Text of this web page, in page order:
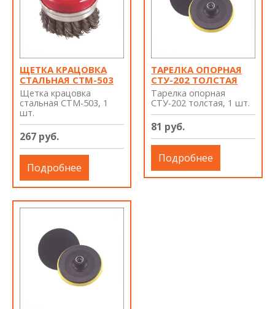
ЩЕТКА КРАЦОВКА
СТАЛЬНАЯ СТМ-503
Щетка крацовка
стальная СТМ-503, 1
шт.
267 руб.
Подробнее
ТАРЕЛКА ОПОРНАЯ
СТУ-202 ТОЛСТАЯ
Тарелка опорная
СТУ-202 толстая, 1 шт.
81 руб.
Подробнее